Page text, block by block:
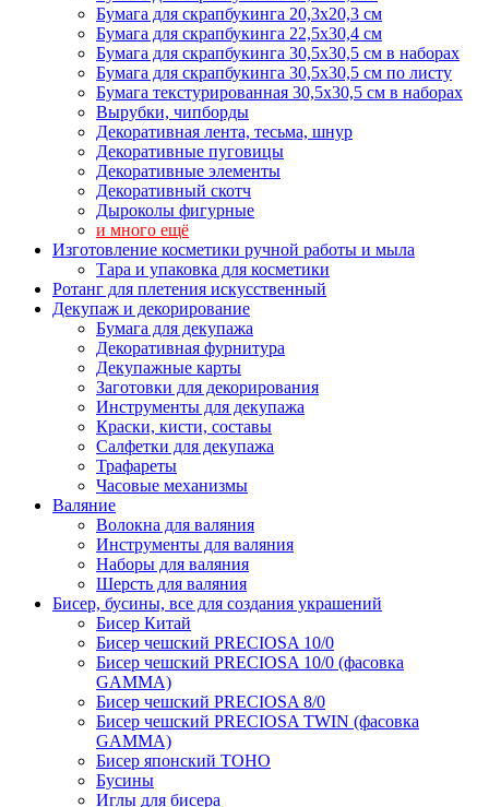
Бумага для скрапбукинга 20,3х20,3 см
Бумага для скрапбукинга 22,5х30,4 см
Бумага для скрапбукинга 30,5х30,5 см в наборах
Бумага для скрапбукинга 30,5х30,5 см по листу
Бумага текстурированная 30,5х30,5 см в наборах
Вырубки, чипборды
Декоративная лента, тесьма, шнур
Декоративные пуговицы
Декоративные элементы
Декоративный скотч
Дыроколы фигурные
и много ещё
Изготовление косметики ручной работы и мыла
Тара и упаковка для косметики
Ротанг для плетения искусственный
Декупаж и декорирование
Бумага для декупажа
Декоративная фурнитура
Декупажные карты
Заготовки для декорирования
Инструменты для декупажа
Краски, кисти, составы
Салфетки для декупажа
Трафареты
Часовые механизмы
Валяние
Волокна для валяния
Инструменты для валяния
Наборы для валяния
Шерсть для валяния
Бисер, бусины, все для создания украшений
Бисер Китай
Бисер чешский PRECIOSA 10/0
Бисер чешский PRECIOSA 10/0 (фасовка
GAMMA)
Бисер чешский PRECIOSA 8/0
Бисер чешский PRECIOSA TWIN (фасовка
GAMMA)
Бисер японский TOHO
Бусины
Иглы для бисера